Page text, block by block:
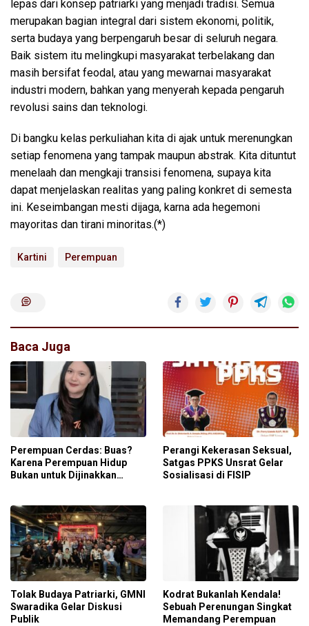
lepas dari konsep patriarki yang menjadi tradisi. Semua
merupakan bagian integral dari sistem ekonomi, politik,
serta budaya yang berpengaruh besar di seluruh negara.
Baik sistem itu melingkupi masyarakat terbelakang dan
masih bersifat feodal, atau yang mewarnai masyarakat
industri modern, bahkan yang menyerah kepada pengaruh
revolusi sains dan teknologi.
Di bangku kelas perkuliahan kita di ajak untuk merenungkan
setiap fenomena yang tampak maupun abstrak. Kita dituntut
menelaah dan mengkaji transisi fenomena, supaya kita
dapat menjelaskan realitas yang paling konkret di semesta
ini. Keseimbangan mesti dijaga, karna ada hegemoni
mayoritas dan tirani minoritas.(*)
Kartini Perempuan
Baca Juga
Perempuan Cerdas: Buas?
Karena Perempuan Hidup
Bukan untuk Dijinakkan
Perangi Kekerasan Seksual,
Satgas PPKS Unsrat Gelar
Sosialisasi di FISIP
Tolak Budaya Patriarki, GMNI
Swaradika Gelar Diskusi
Publik
Kodrat Bukanlah Kendala!
Sebuah Perenungan Singkat
Memandang Perempuan